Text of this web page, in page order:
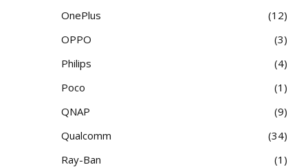
OnePlus
12
OPPO
3
Philips
4
Poco
1
QNAP
9
Qualcomm
34
Ray-Ban
1